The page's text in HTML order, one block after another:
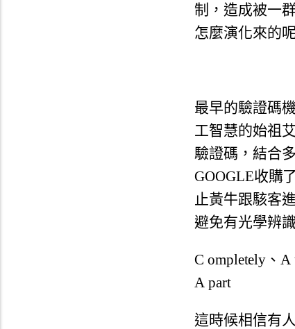
制， 造成被一
怎麼演化來的
最早的驗證碼
工智慧的始祖
驗證碼， 結合
GOOGLE收購
止黃牛跟駭客
避免有光學辨
C ompletely、A
A part
這時候相信有